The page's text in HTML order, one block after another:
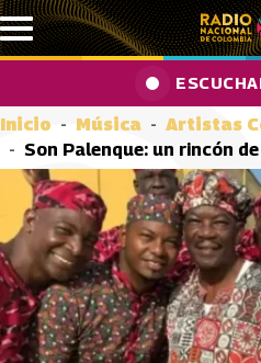
Pasar al contenido principal
Inicio Música
Artistas
Son Palenque: un rincón